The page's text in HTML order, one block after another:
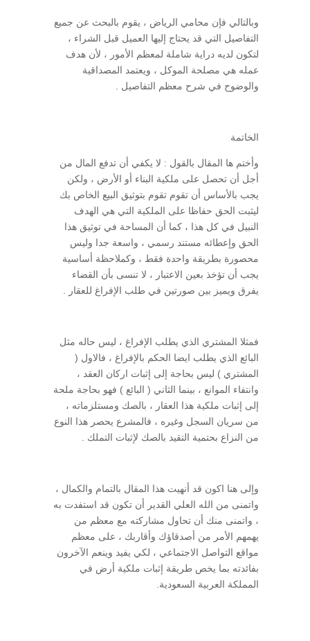
وبالتالي فإن محامي الرياض ، يقوم بالبحث عن جميع
التفاصيل التي قد يحتاج إليها العميل قبل الشراء ،
لتكون لديه دراية شاملة لمعظم الأمور ، لأن هدف
عمله هي مصلحة الموكل ، ويعتمد المصداقية
والوضوح في شرح معظم التفاصيل .
الخاتمة
وأختم ها المقال بالقول : لا يكفي أن تدفع المال من
أجل أن تحصل على ملكية البناء أو الأرض ، ولكن
يجب بالأساس أن تقوم تقوم بتوثيق البيع الخاص بك
ليثبت الحق حفاظا على الملكية التي هي الهدف
النبيل في كل هذا ، كما أن المساحة في توثيق هذا
الحق وإعطائه مستند رسمي ، واسعة جدا وليس
محصورة بطريقة واحدة فقط ، وكملاحظة أساسية
يجب أن تؤخذ بعين الاعتبار ، لا تنسى بأن القضاء
يفرق ويميز بين صورتين في طلب الإفراغ للعقار .
فمثلا المشتري الذي يطلب الإفراغ ، ليس حاله مثل
البائع الذي يطلب ايضا الحكم بالإفراغ ، فالاول (
المشتري ) ليس بحاجة إلى إثبات اركان العقد ،
وانتفاء الموانع ، بينما الثاني ( البائع ) فهو بحاجة ملحة
إلى إثبات ملكية هذا العقار ، بالصك ومستلزماته ،
من سريان السجل وغيره ، فالمشرع يحصر هذا النوع
من النزاع بحتمية التقيد بالصك لإثبات التملك .
وإلى هنا اكون قد أنهيت هذا المقال بالتمام والكمال ،
واتمنى من الله العلي القدير أن تكون قد استفدت به
، واتمنى منك أن تحاول مشاركته مع معظم من
يهمهم الأمر من أصدقاؤك وأقاربك ، على معظم
مواقع التواصل الاجتماعي ، لكي يفيد وينعم الآخرون
بفائدته بما يخص طريقة إثبات ملكية أرض في
المملكة العربية السعودية.